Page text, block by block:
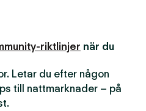
riktlinjer när du
Letar du efter någon
till nattmarknader – på